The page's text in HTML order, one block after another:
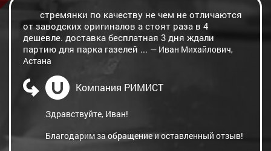
стремянки по качеству не чем не отличаются
от заводских оригиналов а стоят раза в 4
дешевле. доставка бесплатная 3 дня ждали
партию для парка газелей ... — Иван Михайлович,
Астана
Компания РИМИСТ
Здравствуйте, Иван!
Благодарим за обращение и оставленный отзыв!